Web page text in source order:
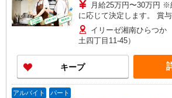
月給25万円〜30万円 ※給与は経験や前職給与
に応じて決定します。 賞
イリーゼ湘南ひらつか
土四丁目11-45）
キープ
アルバイト パート